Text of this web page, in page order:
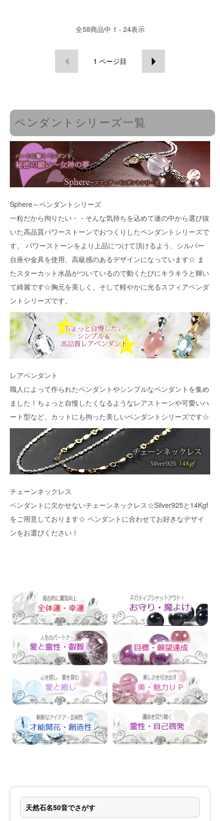
全58商品中 1 - 24表示
1 ページ目
ペンダントシリーズ一覧
Sphere～ペンダントシリーズ
一粒だから拘りたい・・そんな気持ちを込めて連の中から選び抜
いた高品質パワーストーンでおつくりしたペンダントシリーズで
す。 パワーストーンをより上品につけて頂けるよう、シルバー
台座や金具を使用、高級感のあるデザインになっています☆ ま
たスターカット水晶がついているので動くたびにキラキラと輝い
て綺麗です☆胸元を美しく、そして軽やかに光るスフィアペンダ
ントシリーズです。
レアペンダント
職人によって作られたペンダントやシンプルなペンダントを集め
ました！ちょっと自慢したくなるようなレアストーンや可愛いハ
ート型など、カットにも拘った美しいペンダントシリーズです☆
チェーンネックレス
ペンダントに欠かせないチェーンネックレス☆Silver925と14Kgf
をご用意しております☆ ペンダントに合わせてお好きなデザイ
ンをお選びください！
天然石名50音でさがす